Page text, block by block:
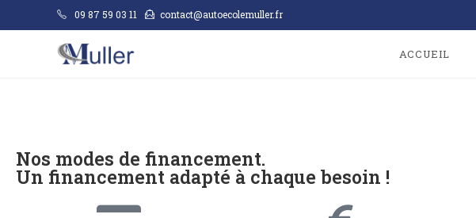
09 87 59 03 11 contact@autoecolemuller.fr
ACCUEIL
Nos modes de financement.
Un financement adapté à chaque besoin !